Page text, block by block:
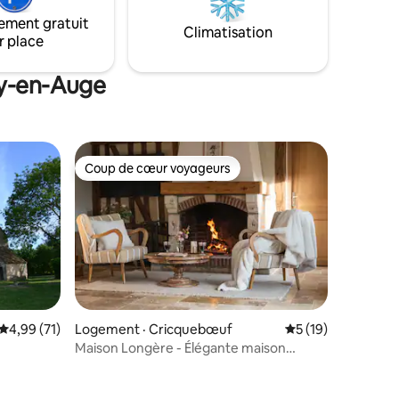
gratuit
place
Climatisation
en-Auge
plus aimés
moyenne de 4,99 sur 5, 71 commentaires
4,99 (71)
Coup de cœur voyageurs
Coup de cœur voyageurs
Logement · Cricquebœuf Note moyenne de
5 (19)
Maison Longère - Élégante maison